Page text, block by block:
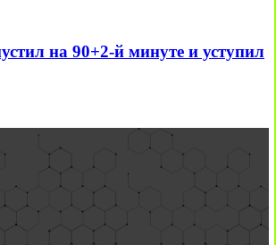
на 90+2-й минуте и уступил